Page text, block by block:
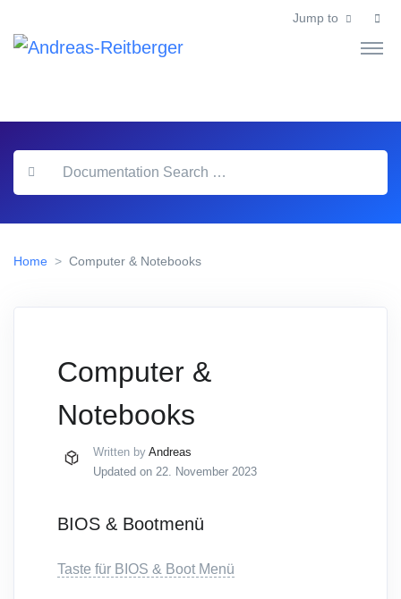
Jump to
Home Computer & Notebooks
Computer &
Notebooks
Written by Andreas
Updated on 22. November 2023
BIOS & Bootmenü
Taste für BIOS & Boot Menü